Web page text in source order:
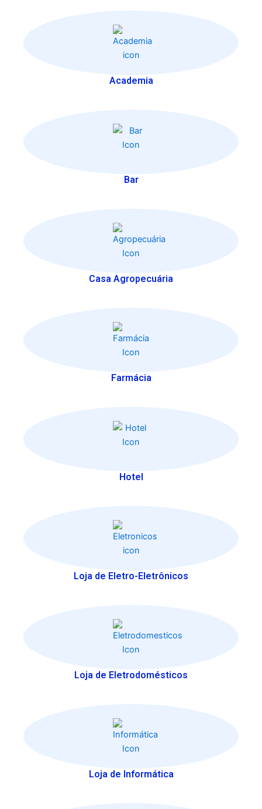
Academia
Bar
Casa Agropecuária
Farmácia
Hotel
Loja de Eletro-Eletrônicos
Loja de Eletrodomésticos
Loja de Informática